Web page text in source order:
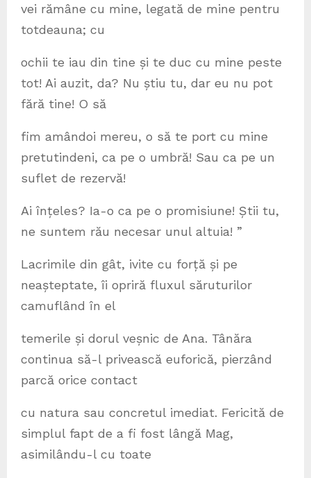
vei rămâne cu mine, legată de mine pentru
totdeauna; cu
ochii te iau din tine și te duc cu mine peste
tot! Ai auzit, da? Nu știu tu, dar eu nu pot
fără tine! O să
fim amândoi mereu, o să te port cu mine
pretutindeni, ca pe o umbră! Sau ca pe un
suflet de rezervă!
Ai înțeles? Ia-o ca pe o promisiune! Știi tu,
ne suntem rău necesar unul altuia! ”
Lacrimile din gât, ivite cu forță și pe
neașteptate, îi opriră fluxul săruturilor
camuflând în el
temerile și dorul veșnic de Ana. Tânăra
continua să-l privească euforică, pierzând
parcă orice contact
cu natura sau concretul imediat. Fericită de
simplul fapt de a fi fost lângă Mag,
asimilându-l cu toate